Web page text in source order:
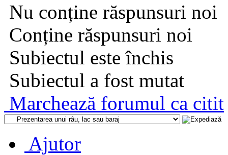
Nu conține răspunsuri noi
Conține răspunsuri noi
Subiectul este închis
Subiectul a fost mutat
Marchează forumul ca citit
Ajutor